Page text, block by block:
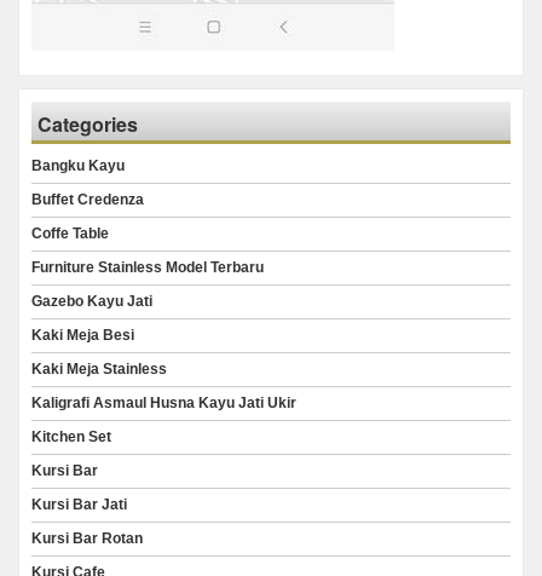
Categories
Bangku Kayu
Buffet Credenza
Coffe Table
Furniture Stainless Model Terbaru
Gazebo Kayu Jati
Kaki Meja Besi
Kaki Meja Stainless
Kaligrafi Asmaul Husna Kayu Jati Ukir
Kitchen Set
Kursi Bar
Kursi Bar Jati
Kursi Bar Rotan